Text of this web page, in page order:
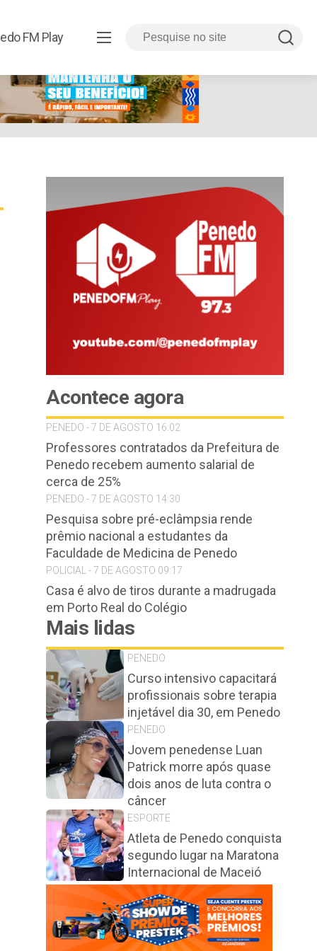
FM Play
Acontece agora
PENEDO - 7 DE AGOSTO 16:02
Professores contratados da Prefeitura de
Penedo recebem aumento salarial de
cerca de 25%
PENEDO - 7 DE AGOSTO 14:30
Pesquisa sobre pré-eclâmpsia rende
prêmio nacional a estudantes da
Faculdade de Medicina de Penedo
POLICIAL - 7 DE AGOSTO 09:17
Casa é alvo de tiros durante a madrugada
em Porto Real do Colégio
Mais lidas
PENEDO
Curso intensivo capacitará
profissionais sobre terapia
injetável dia 30, em Penedo
PENEDO
Jovem penedense Luan
Patrick morre após quase
dois anos de luta contra o
câncer
ESPORTE
Atleta de Penedo conquista
segundo lugar na Maratona
Internacional de Maceió